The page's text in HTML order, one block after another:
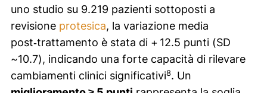
uno studio su 9.219 pazienti sottoposti a
revisione protesica, la variazione media
post‑trattamento è stata di + 12.5 punti (SD
~10.7), indicando una forte capacità di rilevare
cambiamenti clinici significativi8. Un